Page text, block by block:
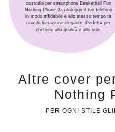
custodia per smartphone Basketball Fun
Nothing Phone 2a protegge il tuo telefono
in modo affidabile e allo stesso tempo fa
una dichiarazione elegante. Perfetta per
chi tiene alla qualità e allo stile.
Altre cover
Nothing
PER OGNI STILE